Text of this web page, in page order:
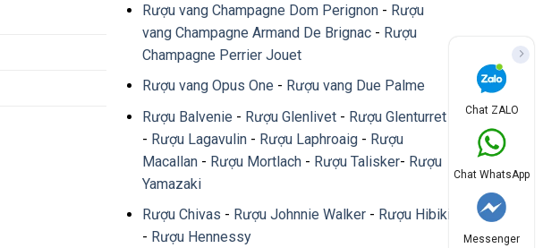
Rượu vang Champagne Dom Perignon - Rượu
vang Champagne Armand De Brignac - Rượu
Champagne Perrier Jouet
Rượu vang Opus One - Rượu vang Due Palme
Rượu Balvenie - Rượu Glenlivet - Rượu Glenturret
- Rượu Lagavulin - Rượu Laphroaig - Rượu
Macallan - Rượu Mortlach - Rượu Talisker- Rượu
Yamazaki
Rượu Chivas - Rượu Johnnie Walker - Rượu Hibiki
- Rượu Hennessy
Chat ZALO
Chat WhatsApp
Messenger